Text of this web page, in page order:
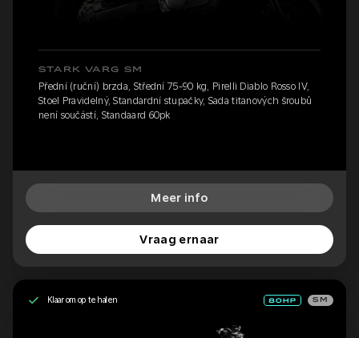
STARK VARG SM
Přední (ruční) brzda, Střední 75-90 kg, Pirelli Diablo Rosso IV,
Stoel Pravidelný, Standardní stupačky, Sada titanových šroubů
není součástí, Standaard 60pk
Meer info
Vraag ernaar
Klaar om op te halen SM